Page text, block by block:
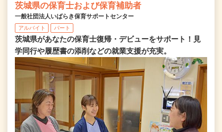
茨城県の保育士および保育補助者
一般社団法人いばらき保育サポートセンター
アルバイト パート
茨城県があなたの保育士復帰・デビューをサポート！見
学同行や履歴書の添削などの就業支援が充実。